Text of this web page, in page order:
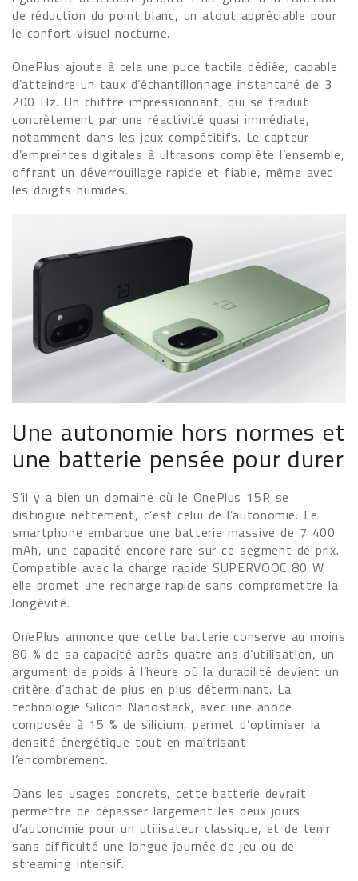
de réduction du point blanc, un atout appréciable pour
le confort visuel nocturne.
OnePlus ajoute à cela une puce tactile dédiée, capable
d’atteindre un taux d’échantillonnage instantané de 3
200 Hz. Un chiffre impressionnant, qui se traduit
concrètement par une réactivité quasi immédiate,
notamment dans les jeux compétitifs. Le capteur
d’empreintes digitales à ultrasons complète l’ensemble,
offrant un déverrouillage rapide et fiable, même avec
les doigts humides.
Une autonomie hors normes et
une batterie pensée pour durer
S’il y a bien un domaine où le OnePlus 15R se
distingue nettement, c’est celui de l’autonomie. Le
smartphone embarque une batterie massive de 7 400
mAh, une capacité encore rare sur ce segment de prix.
Compatible avec la charge rapide SUPERVOOC 80 W,
elle promet une recharge rapide sans compromettre la
longévité.
OnePlus annonce que cette batterie conserve au moins
80 % de sa capacité après quatre ans d’utilisation, un
argument de poids à l’heure où la durabilité devient un
critère d’achat de plus en plus déterminant. La
technologie Silicon Nanostack, avec une anode
composée à 15 % de silicium, permet d’optimiser la
densité énergétique tout en maîtrisant
l’encombrement.
Dans les usages concrets, cette batterie devrait
permettre de dépasser largement les deux jours
d’autonomie pour un utilisateur classique, et de tenir
sans difficulté une longue journée de jeu ou de
streaming intensif.